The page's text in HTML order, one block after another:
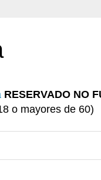
RESERVADO NO
o mayores de 60)